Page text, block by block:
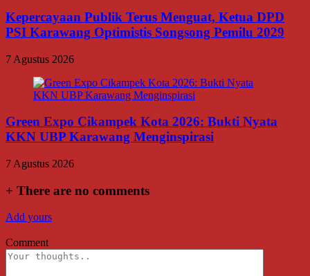
Kepercayaan Publik Terus Menguat, Ketua DPD
PSI Karawang Optimistis Songsong Pemilu 2029
7 Agustus 2026
Green Expo Cikampek Kota 2026: Bukti Nyata
KKN UBP Karawang Menginspirasi
7 Agustus 2026
+ There are no comments
Add yours
Comment